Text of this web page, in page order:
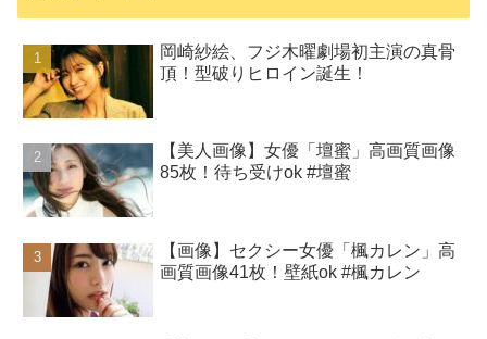
岡崎紗絵、フジ木曜劇場初主演の真骨
頂！型破りヒロイン誕生！
【美人画像】女優「壇蜜」高画質画像
85枚！待ち受けok #壇蜜
【画像】セクシー女優「楓カレン」高
画質画像41枚！壁紙ok #楓カレン